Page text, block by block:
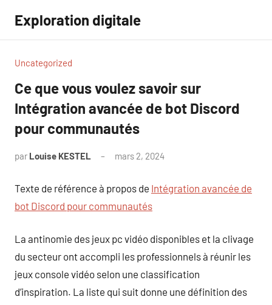
contenu
Exploration digitale
Uncategorized
Ce que vous voulez savoir sur
Intégration avancée de bot Discord
pour communautés
par Louise KESTEL mars 2, 2024
Texte de référence à propos de Intégration avancée de
bot Discord pour communautés
La antinomie des jeux pc vidéo disponibles et la clivage
du secteur ont accompli les professionnels à réunir les
jeux console vidéo selon une classification
d’inspiration. La liste qui suit donne une définition des